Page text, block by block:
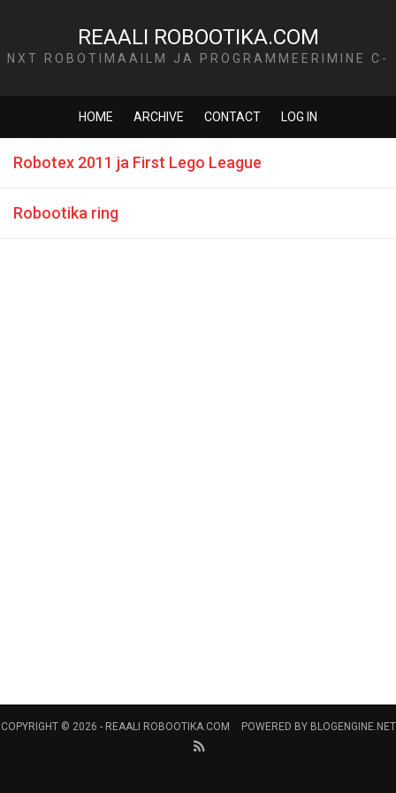
REAALI ROBOOTIKA.COM
NXT ROBOTIMAAILM JA PROGRAMMEERIMINE C-
HOME ARCHIVE CONTACT LOG IN
Robotex 2011 ja First Lego League
Robootika ring
COPYRIGHT © 2026 - REAALI ROBOOTIKA.COM POWERED BY BLOGENGINE.NET